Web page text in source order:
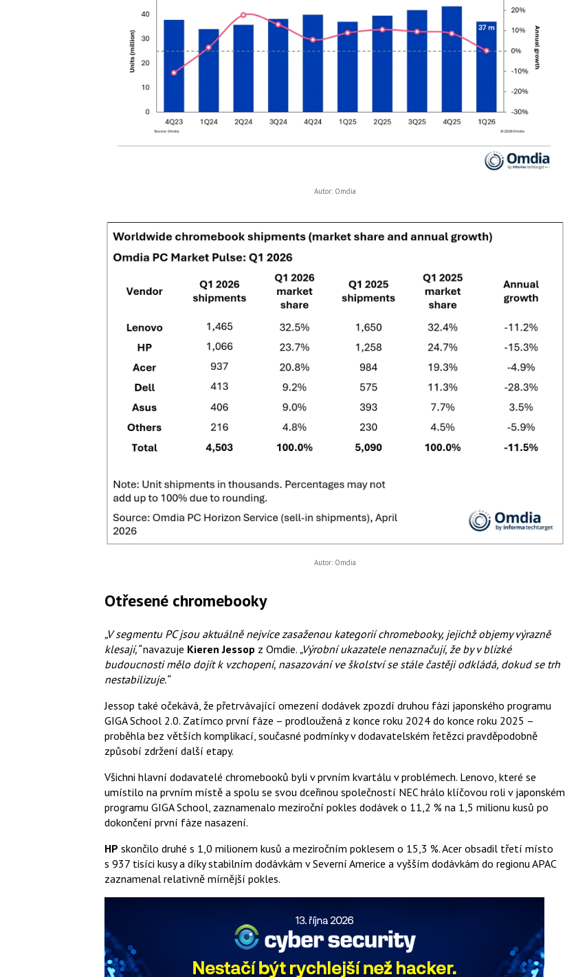
Autor: Omdia
Autor: Omdia
Otřesené chromebooky
„V segmentu PC jsou aktuálně nejvíce zasaženou kategorií chromebooky, jejichž objemy výrazně
klesají,“navazuje Kieren Jessop z Omdie. „Výrobní ukazatele nenaznačují, že by v blízké
budoucnosti mělo dojít k vzchopení, nasazování ve školství se stále častěji odkládá, dokud se trh
nestabilizuje.“
Jessop také očekává, že přetrvávající omezení dodávek zpozdí druhou fázi japonského programu
GIGA School 2.0. Zatímco první fáze – prodloužená z konce roku 2024 do konce roku 2025 –
proběhla bez větších komplikací, současné podmínky v dodavatelském řetězci pravděpodobně
způsobí zdržení další etapy.
Všichni hlavní dodavatelé chromebooků byli v prvním kvartálu v problémech. Lenovo, které se
umístilo na prvním místě a spolu se svou dceřinou společností NEC hrálo klíčovou roli v japonském
programu GIGA School, zaznamenalo meziroční pokles dodávek o 11,2 % na 1,5 milionu kusů po
dokončení první fáze nasazení.
HP skončilo druhé s 1,0 milionem kusů a meziročním poklesem o 15,3 %. Acer obsadil třetí místo
s 937 tisíci kusy a díky stabilním dodávkám v Severní Americe a vyšším dodávkám do regionu APAC
zaznamenal relativně mírnější pokles.